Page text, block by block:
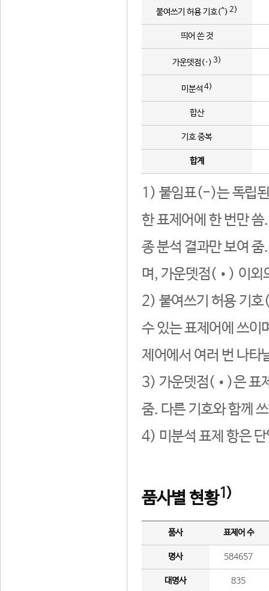
붙여쓰기 허용 기호(^) 2)
띄어 쓴 것
가운뎃점(·) 3)
미분석 4)
합산
기호 중복
합계
1) 붙임표(-)는 독립된
한 표제어에 한 번만
종 분석 결과만 보여
며, 가운뎃점(•) 이외
2) 붙여쓰기 허용 기호
수 있는 표제어에 쓰이
제어에서 여러 번 나타
3) 가운뎃점(•)은 표
줌. 다른 기호와 함께
4) 미분석 표제 항은
품사별 현황1)
품사 표제어 수
명사 584657
대명사 835